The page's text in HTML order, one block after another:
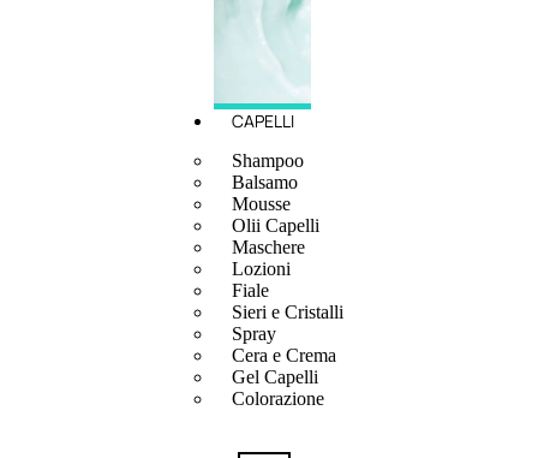
CAPELLI
Shampoo
Balsamo
Mousse
Olii Capelli
Maschere
Lozioni
Fiale
Sieri e Cristalli
Spray
Cera e Crema
Gel Capelli
Colorazione